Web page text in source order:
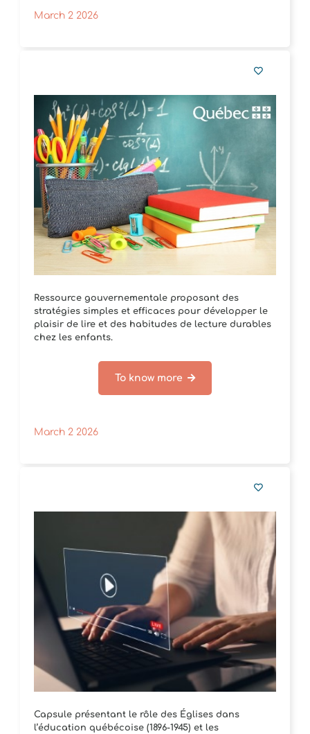
March 2 2026
Ressource gouvernementale proposant des
stratégies simples et efficaces pour développer le
plaisir de lire et des habitudes de lecture durables
chez les enfants.
To know more
March 2 2026
Capsule présentant le rôle des Églises dans
l’éducation québécoise (1896‑1945) et les